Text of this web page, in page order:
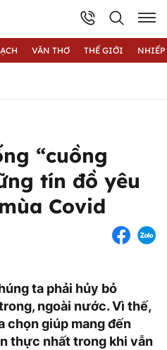
VĂN THƠ THẾ GIỚI
“cuồng
tín đồ yêu
Covid
ta phải hủy bỏ
ngoài nước. Vì thế,
chọn giúp mang đến
thực nhất trong khi vẫn